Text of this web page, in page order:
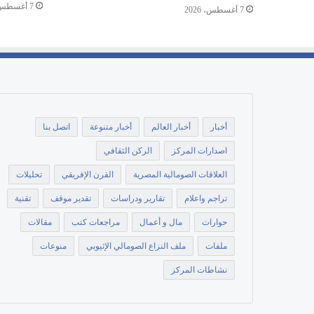
7 أغسطس، 2026 7 أغسطس، 2026
أخبار أخبار العالم أخبار متنوعة اتصل بنا
اصدارات المركز الركن الثقافي
العلاقات الصومالية المصرية القرن الإفريقي تحليلات
تراجم واعلام تقارير ودراسات تقدير موقف تقنية
حوارات مال و أعمال مراجعات كتب مقالات
ملفات ملف النزاع الصومالي الإثيوبي منوعات
نشاطات المركز